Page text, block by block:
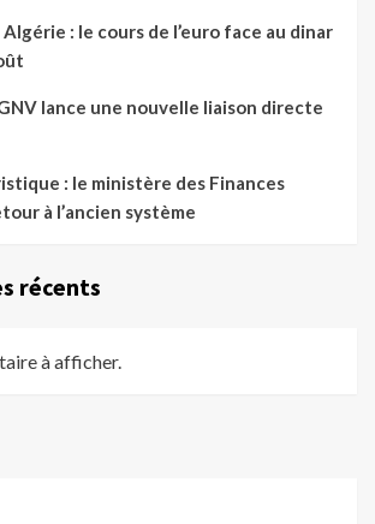
: le cours de l’euro face au dinar
lance une nouvelle liaison directe
: le ministère des Finances
à l’ancien système
récents
à afficher.